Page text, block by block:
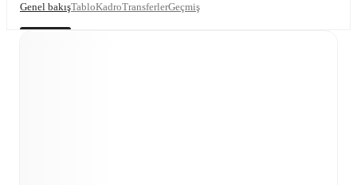
Genel bakışTabloKadroTransferlerGeçmiş